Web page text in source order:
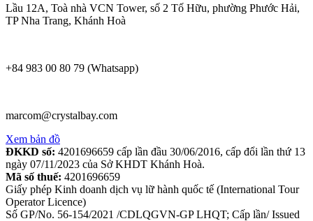
Lầu 12A, Toà nhà VCN Tower, số 2 Tố Hữu, phường Phước Hải,
TP Nha Trang, Khánh Hoà
+84 983 00 80 79 (Whatsapp)
marcom@crystalbay.com
Xem bản đồ
ĐKKD số: 4201696659 cấp lần đầu 30/06/2016, cấp đổi lần thứ 13
ngày 07/11/2023 của Sở KHDT Khánh Hoà.
Mã số thuế: 4201696659
Giấy phép Kinh doanh dịch vụ lữ hành quốc tế (International Tour
Operator Licence)
Số GP/No. 56-154/2021 /CDLQGVN-GP LHQT; Cấp lần/ Issued